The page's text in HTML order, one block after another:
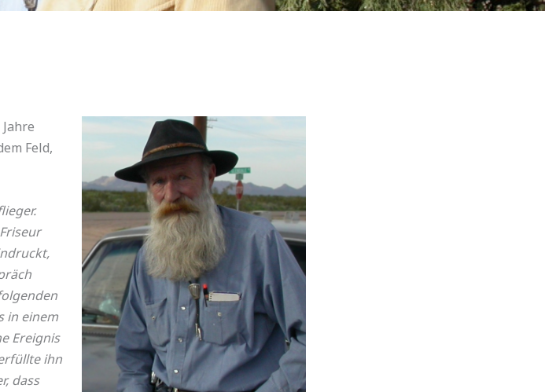
Feld,
in einem
Ereignis
ihn
dass